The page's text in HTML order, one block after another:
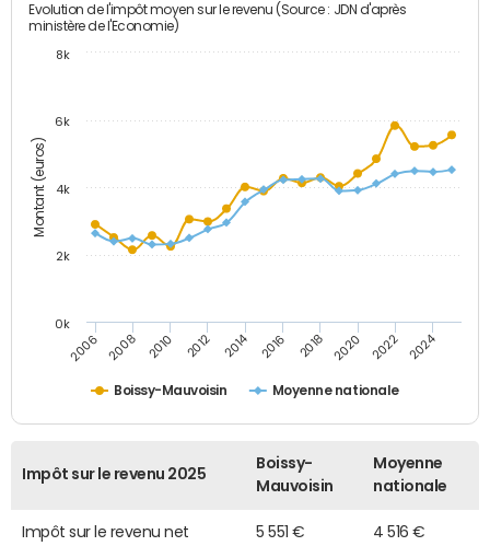
Montant (euros)
Evolution de l'impôt moyen sur le revenu (Source : JDN d'après
ministère de l'Economie)
Boissy-Mauvoisin Moyenne nationale
2006 2008 2010 2012 2014 2016 2018 2020 2022 2024
0k
2k
4k
6k
8k
Impôt sur le revenu 2025
Boissy-
Mauvoisin
Moyenne
nationale
Impôt sur le revenu net
5 551 € 4 516 €